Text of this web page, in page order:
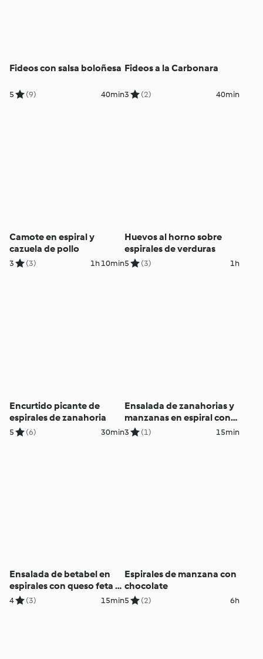
Fideos con salsa boloñesa
5 (9) 40min
Fideos a la Carbonara
3 (2) 40min
Camote en espiral y
cazuela de pollo
3 (3) 1h 10min
Huevos al horno sobre
espirales de verduras
5 (3) 1h
Encurtido picante de
espirales de zanahoria
5 (6) 30min
Ensalada de zanahorias y
manzanas en espiral con
queso feta y nueces
3 (1) 15min
Ensalada de betabel en
espirales con queso feta y
nueces
4 (3) 15min
Espirales de manzana con
chocolate
5 (2) 6h